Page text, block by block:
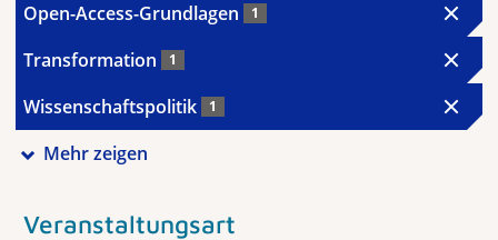
Open-Access-Grundlagen 1
Transformation 1
Wissenschaftspolitik 1
Mehr zeigen
Veranstaltungsart